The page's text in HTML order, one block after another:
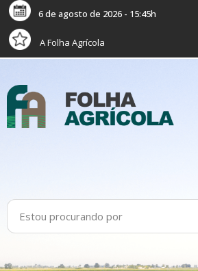
6 de agosto de 2026 - 15:45h
A Folha Agrícola